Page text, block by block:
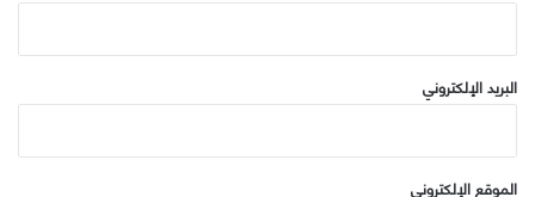
البريد الإلكتروني
الموقع الإلكتروني